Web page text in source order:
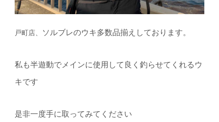
戸町店、 ソルブレのウキ多数品揃えしております。
私も半遊動でメインに使用して良く釣らせてくれるウ
キです
是非一度手に取ってみてください